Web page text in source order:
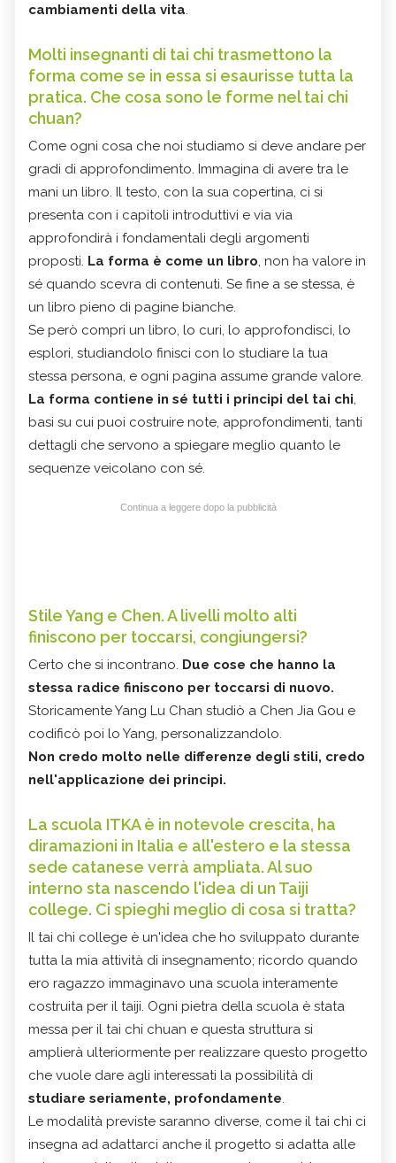
cambiamenti della vita.
Molti insegnanti di tai chi trasmettono la
forma come se in essa si esaurisse tutta la
pratica. Che cosa sono le forme nel tai chi
chuan?
Come ogni cosa che noi studiamo si deve andare per
gradi di approfondimento. Immagina di avere tra le
mani un libro. Il testo, con la sua copertina, ci si
presenta con i capitoli introduttivi e via via
approfondirà i fondamentali degli argomenti
proposti. La forma è come un libro, non ha valore in
sé quando scevra di contenuti. Se fine a se stessa, è
un libro pieno di pagine bianche.
Se però compri un libro, lo curi, lo approfondisci, lo
esplori, studiandolo finisci con lo studiare la tua
stessa persona, e ogni pagina assume grande valore.
La forma contiene in sé tutti i principi del tai chi,
basi su cui puoi costruire note, approfondimenti, tanti
dettagli che servono a spiegare meglio quanto le
sequenze veicolano con sé.
Continua a leggere dopo la pubblicità
Stile Yang e Chen. A livelli molto alti
finiscono per toccarsi, congiungersi?
Certo che si incontrano. Due cose che hanno la
stessa radice finiscono per toccarsi di nuovo.
Storicamente Yang Lu Chan studiò a Chen Jia Gou e
codificò poi lo Yang, personalizzandolo.
Non credo molto nelle differenze degli stili, credo
nell'applicazione dei principi.
La scuola ITKA è in notevole crescita, ha
diramazioni in Italia e all'estero e la stessa
sede catanese verrà ampliata. Al suo
interno sta nascendo l'idea di un Taiji
college. Ci spieghi meglio di cosa si tratta?
Il tai chi college è un'idea che ho sviluppato durante
tutta la mia attività di insegnamento; ricordo quando
ero ragazzo immaginavo una scuola interamente
costruita per il taiji. Ogni pietra della scuola è stata
messa per il tai chi chuan e questa struttura si
amplierà ulteriormente per realizzare questo progetto
che vuole dare agli interessati la possibilità di
studiare seriamente, profondamente.
Le modalità previste saranno diverse, come il tai chi ci
insegna ad adattarci anche il progetto si adatta alle